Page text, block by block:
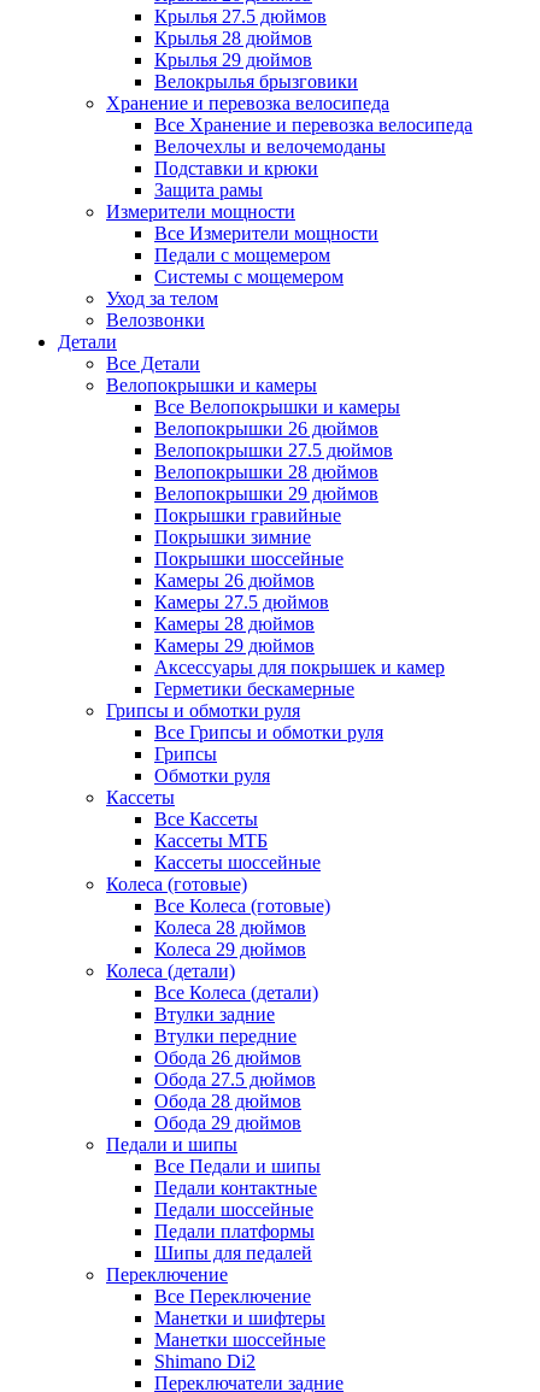
Крылья 27.5 дюймов
Крылья 28 дюймов
Крылья 29 дюймов
Велокрылья брызговики
Хранение и перевозка велосипеда
Все Хранение и перевозка велосипеда
Велочехлы и велочемоданы
Подставки и крюки
Защита рамы
Измерители мощности
Все Измерители мощности
Педали с мощемером
Системы с мощемером
Уход за телом
Велозвонки
Детали
Все Детали
Велопокрышки и камеры
Все Велопокрышки и камеры
Велопокрышки 26 дюймов
Велопокрышки 27.5 дюймов
Велопокрышки 28 дюймов
Велопокрышки 29 дюймов
Покрышки гравийные
Покрышки зимние
Покрышки шоссейные
Камеры 26 дюймов
Камеры 27.5 дюймов
Камеры 28 дюймов
Камеры 29 дюймов
Аксессуары для покрышек и камер
Герметики бескамерные
Грипсы и обмотки руля
Все Грипсы и обмотки руля
Грипсы
Обмотки руля
Кассеты
Все Кассеты
Кассеты МТБ
Кассеты шоссейные
Колеса (готовые)
Все Колеса (готовые)
Колеса 28 дюймов
Колеса 29 дюймов
Колеса (детали)
Все Колеса (детали)
Втулки задние
Втулки передние
Обода 26 дюймов
Обода 27.5 дюймов
Обода 28 дюймов
Обода 29 дюймов
Педали и шипы
Все Педали и шипы
Педали контактные
Педали шоссейные
Педали платформы
Шипы для педалей
Переключение
Все Переключение
Манетки и шифтеры
Манетки шоссейные
Shimano Di2
Переключатели задние